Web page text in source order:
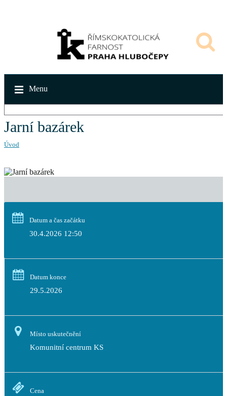
Menu
Jarní bazárek
Úvod
Datum a čas začátku
30.4.2026 12:50
Datum konce
29.5.2026
Místo uskutečnění
Komunitní centrum KS
Cena